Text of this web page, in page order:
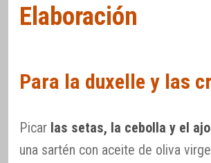
Elaboración
Para la duxelle y las
Picar las setas, la cebolla y el ajo
una sartén con aceite de oliva